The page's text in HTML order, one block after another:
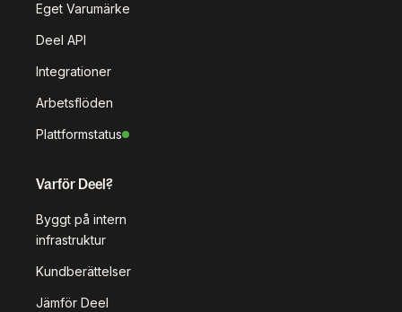
Eget Varumärke
Deel API
Integrationer
Arbetsflöden
Plattformstatus
Varför Deel?
Byggt på intern
infrastruktur
Kundberättelser
Jämför Deel